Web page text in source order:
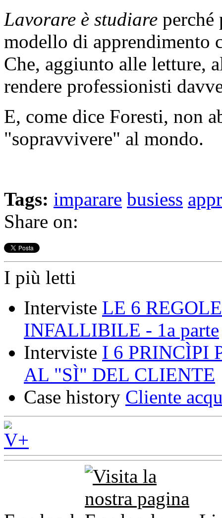
Lavorare è studiare perché
modello di
Che, aggiunto alle letture,
rendere professionisti
E, come dice Foresti, non
"sopravvivere" al mondo.
Tags: imparare busiess
Share on:
I più letti
Interviste LE 6
INFALLIBILE - 1a parte
Interviste I 6 PRINCÌPI
AL "SÌ" DEL CLIENTE
Case history Cliente